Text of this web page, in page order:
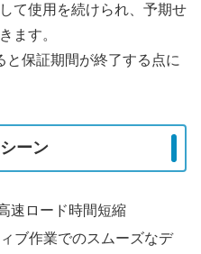
て使用を続けられ、予期せ
ます。
と保証期間が終了する点に
ーン
速ロード時間短縮
ブ作業でのスムーズなデ